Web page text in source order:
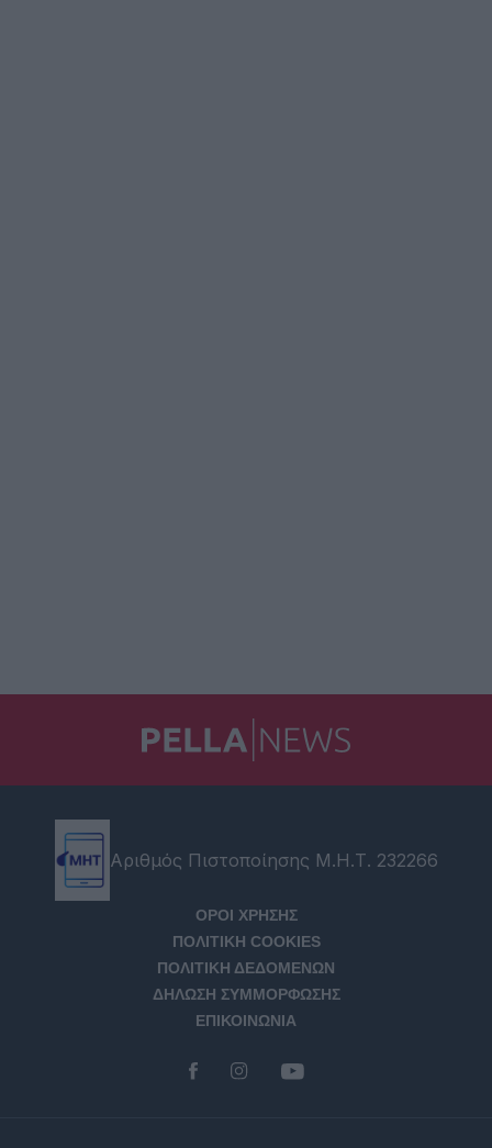
Αριθμός Πιστοποίησης Μ.Η.Τ. 232266
ΟΡΟΙ ΧΡΗΣΗΣ
ΠΟΛΙΤΙΚΗ COOKIES
ΠΟΛΙΤΙΚΗ ΔΕΔΟΜΕΝΩΝ
ΔΗΛΩΣΗ ΣΥΜΜΟΡΦΩΣΗΣ
ΕΠΙΚΟΙΝΩΝΙΑ